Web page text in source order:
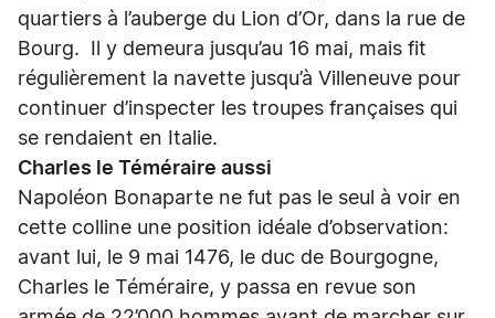
quartiers à l’auberge du Lion d’Or, dans la rue de
Bourg. Il y demeura jusqu’au 16 mai, mais fit
régulièrement la navette jusqu’à Villeneuve pour
continuer d’inspecter les troupes françaises qui
se rendaient en Italie.
Charles le Téméraire aussi
Napoléon Bonaparte ne fut pas le seul à voir en
cette colline une position idéale d’observation:
avant lui, le 9 mai 1476, le duc de Bourgogne,
Charles le Téméraire, y passa en revue son